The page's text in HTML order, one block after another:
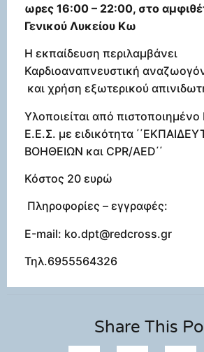
ωρες 16:00 – 22:00, στο
Γενικού Λυκείου Κω
Η εκπαίδευση περιλαμβάνει
Καρδιοαναπνευστική
και χρήση εξωτερικού
Υλοποιείται από
Ε.Ε.Σ. με ειδικότητα
ΒΟΗΘΕΙΩΝ και CPR/AED΄΄
Κόστος 20 ευρώ
Πληροφορίες – εγγραφές:
Ε-mail: ko.dpt@redcross.gr
Τηλ.6955564326
Share This